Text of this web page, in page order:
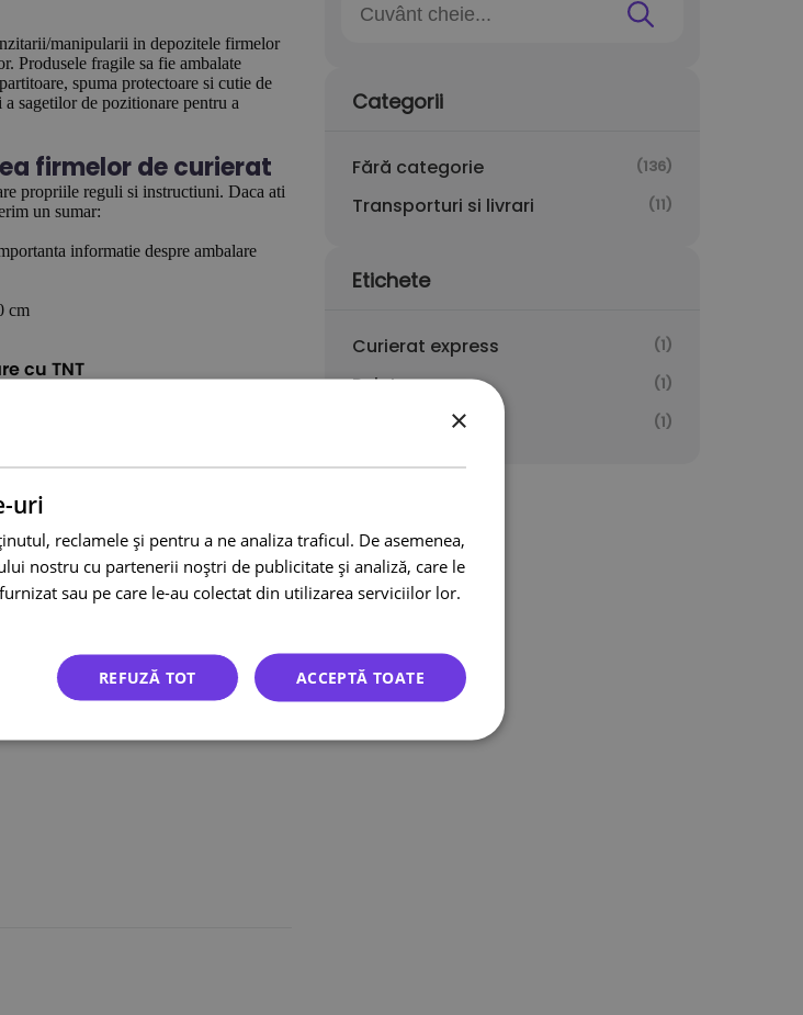
manipularii in depozitele firmelor
Produsele fragile sa fie ambalate
spuma protectoare si cutie de
sagetilor de pozitionare pentru a
firmelor de curierat
propriile reguli si instructiuni. Daca ati
un sumar:
informatie despre ambalare
cm
cu TNT
Chiar si metoda de aplicare a
site-ul TNT. Firma de curierat a
va fi taxat pentru cursa.
la-transport.pdf
Categorii
Fără categorie (136)
Transporturi si livrari (11)
Etichete
Curierat express (1)
Palet (1)
(1)
×
uri
reclamele și pentru a ne analiza traficul. De asemenea,
nostru cu partenerii noștri de publicitate și analiză, care le
sau pe care le-au colectat din utilizarea serviciilor lor.
ACCEPTĂ TOATE
REFUZĂ TOT